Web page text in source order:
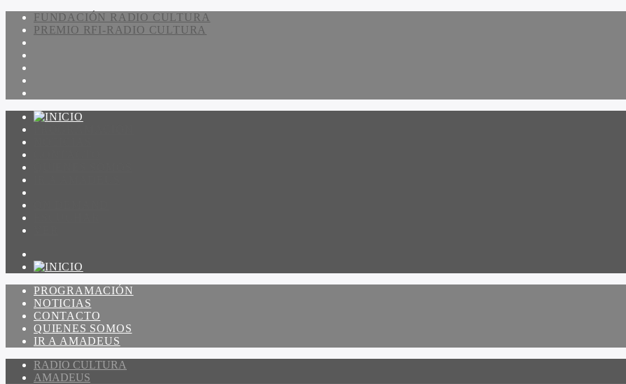
FUNDACIÓN RADIO CULTURA
PREMIO RFI-RADIO CULTURA
PROGRAMACIÓN
NOTICIAS
CONTACTO
QUIENES SOMOS
IR A AMADEUS
RADIO CULTURA
AMADEUS